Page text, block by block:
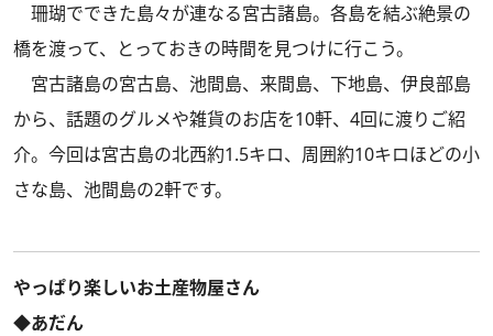
珊瑚でできた島々が連なる宮古諸島。各島を結ぶ絶景の
橋を渡って、とっておきの時間を見つけに行こう。
宮古諸島の宮古島、池間島、来間島、下地島、伊良部島
から、話題のグルメや雑貨のお店を10軒、4回に渡りご紹
介。今回は宮古島の北西約1.5キロ、周囲約10キロほどの小
さな島、池間島の2軒です。
やっぱり楽しいお土産物屋さん
◆あだん